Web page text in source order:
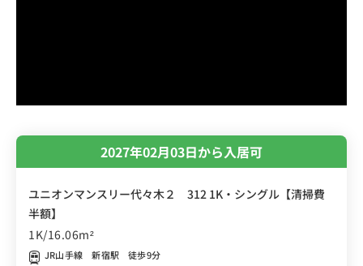
2027年02月03日から入居可
ユニオンマンスリー代々木２ 312 1K・シングル【清掃費
半額】
1K/16.06m²
JR山手線 新宿駅 徒歩9分